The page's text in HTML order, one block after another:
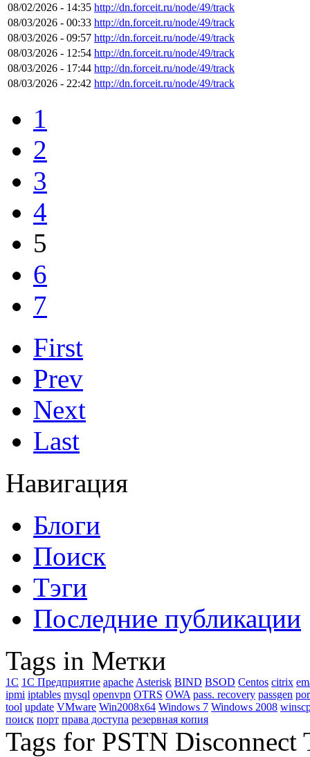
08/02/2026 - 14:35 http://dn.forceit.ru/node/49/track
08/03/2026 - 00:33 http://dn.forceit.ru/node/49/track
08/03/2026 - 09:57 http://dn.forceit.ru/node/49/track
08/03/2026 - 12:54 http://dn.forceit.ru/node/49/track
08/03/2026 - 17:44 http://dn.forceit.ru/node/49/track
08/03/2026 - 22:42 http://dn.forceit.ru/node/49/track
1
2
3
4
5
6
7
First
Prev
Next
Last
Навигация
Блоги
Поиск
Тэги
Последние публикации
Tags in Метки
1C 1С Предприятие apache Asterisk BIND BSOD Centos citrix
ipmi iptables mysql openvpn OTRS OWA pass. recovery passgen
tool update VMware Win2008x64 Windows 7 Windows 2008
поиск порт права доступа резервная копия
Tags for PSTN Disconnect